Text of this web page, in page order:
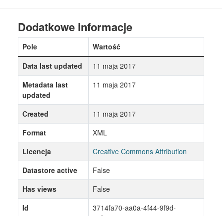
Dodatkowe informacje
Pole
Wartość
Data last updated
11 maja 2017
Metadata last
updated
11 maja 2017
Created
11 maja 2017
Format
XML
Licencja
Creative Commons Attribution
Datastore active
False
Has views
False
Id
3714fa70-aa0a-4f44-9f9d-